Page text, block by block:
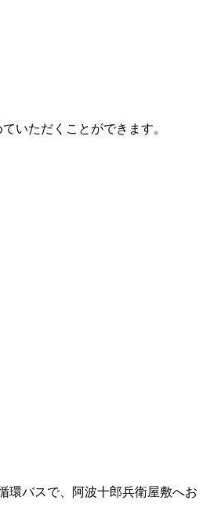
いただくことができます。
環バスで、阿波十郎兵衛屋敷へお